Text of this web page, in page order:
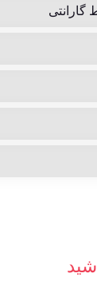
گارانتی